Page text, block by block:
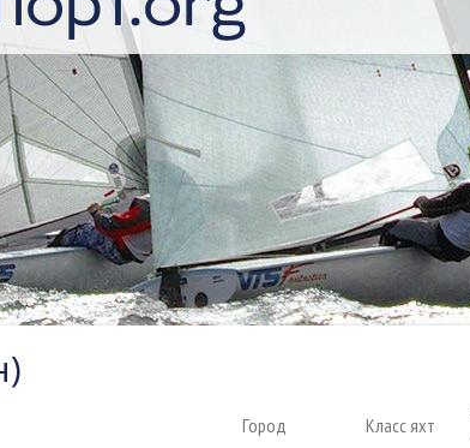
Город Класс яхт